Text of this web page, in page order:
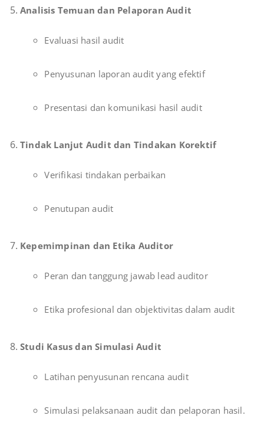
Analisis Temuan dan Pelaporan Audit
Evaluasi hasil audit
Penyusunan laporan audit yang efektif
Presentasi dan komunikasi hasil audit
Tindak Lanjut Audit dan Tindakan Korektif
Verifikasi tindakan perbaikan
Penutupan audit
Kepemimpinan dan Etika Auditor
Peran dan tanggung jawab lead auditor
Etika profesional dan objektivitas dalam audit
Studi Kasus dan Simulasi Audit
Latihan penyusunan rencana audit
Simulasi pelaksanaan audit dan pelaporan hasil.